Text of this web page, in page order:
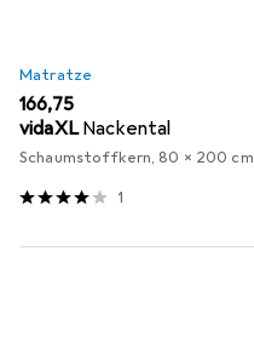
Matratze
EUR
166,75
vidaXL Nackental
Schaumstoffkern, 80 x 200 cm
1